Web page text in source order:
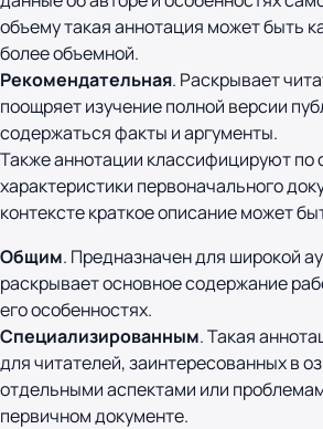
объему такая аннотация может быть
более объемной.
Рекомендательная. Раскрывает
поощряет изучение полной версии
содержаться факты и аргументы.
Также аннотации классифицируют по
характеристики первоначального
контексте краткое описание может
Общим. Предназначен для широкой
раскрывает основное содержание
его особенностях.
Специализированным. Такая
для читателей, заинтересованных в
отдельными аспектами или
первичном документе.